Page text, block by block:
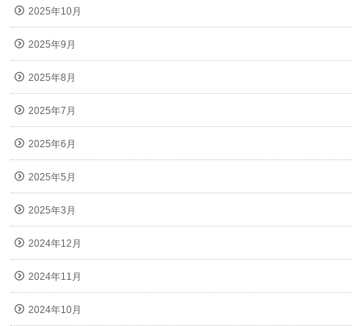
2025年10月
2025年9月
2025年8月
2025年7月
2025年6月
2025年5月
2025年3月
2024年12月
2024年11月
2024年10月